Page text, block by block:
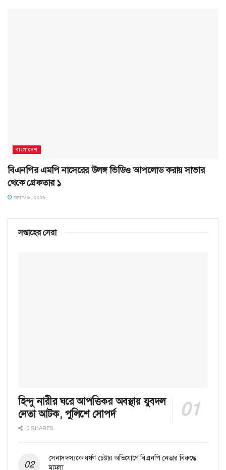
বাংলাদেশ
বিএনপির এমপি নাসেরের উলঙ্গ ভিডিও আপলোড করায় সাভার
থেকে গ্রেফতার ১
আগস্ট ৯, ২০২৬
সপ্তাহের সেরা
হিন্দু নারীর ঘরে আপত্তিকর অবস্থায় যুবদল
নেতা আটক, পুলিশে সোপর্দ
0 SHARES
সেনাসদস্যকে ধর্ষণ চেষ্টার অভিযোগে বিএনপি নেতার বিরুদ্ধে
মামলা